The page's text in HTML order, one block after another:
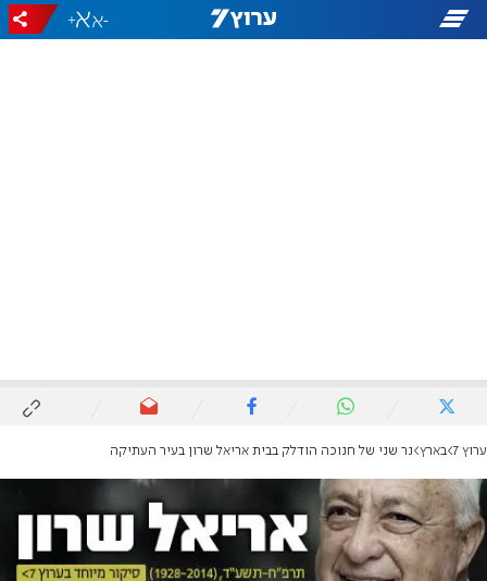
-
+
ערוץ 7 בארץ נר שני של חנוכה הודלק בבית אריאל שרון בעיר העתיקה